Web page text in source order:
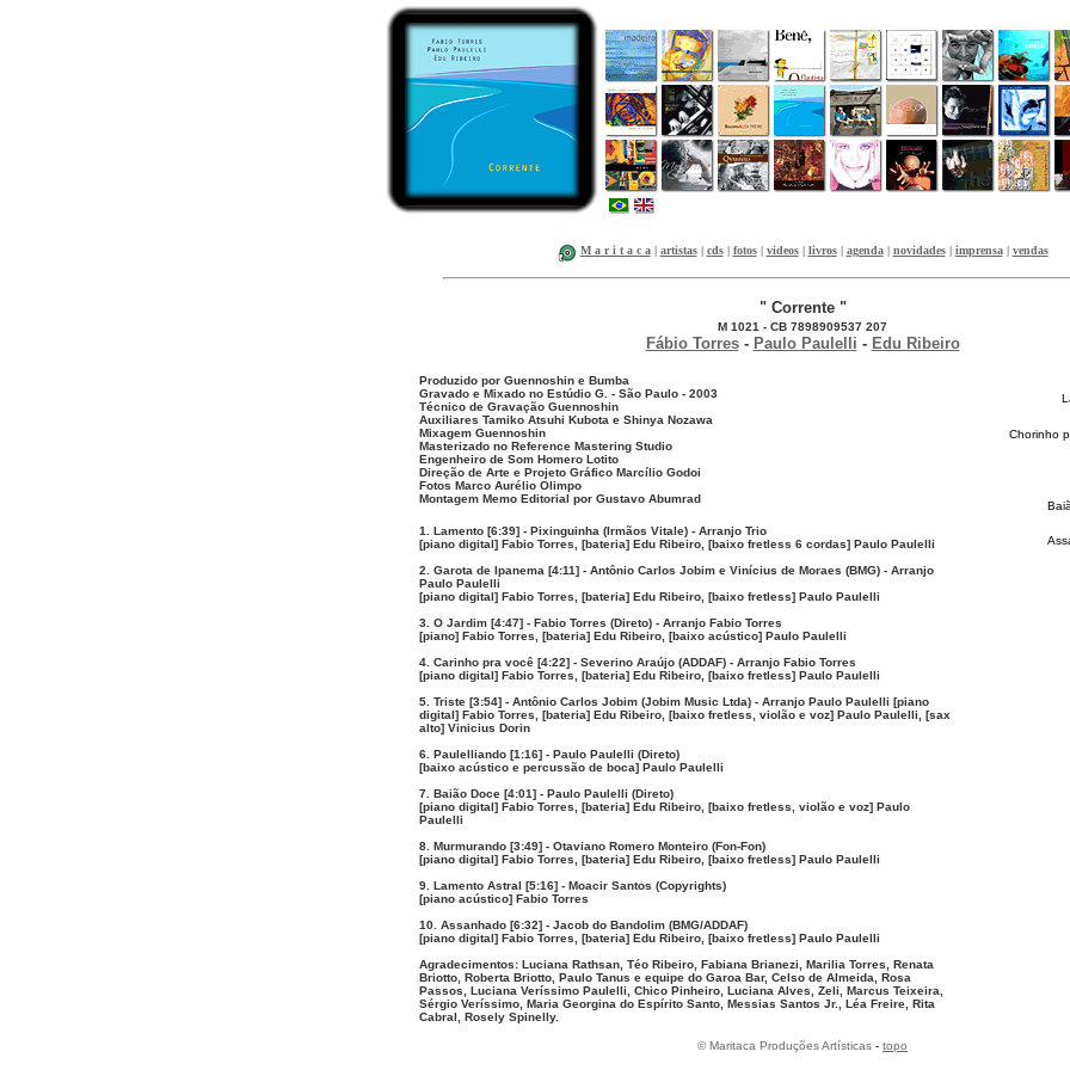
M a r i t a c a| artistas| cds| fotos| videos | livros| agenda| novidades| imprensa | vendas
" Corrente "
M 1021 - CB 7898909537 207
Fábio Torres- Paulo Paulelli - Edu Ribeiro
Produzido por Guennoshin e Bumba
Gravado e Mixado no Estúdio G. - São Paulo - 2003
Técnico de Gravação Guennoshin
Auxiliares Tamiko Atsuhi Kubota e Shinya Nozawa
Mixagem Guennoshin
Masterizado no Reference Mastering Studio
Engenheiro de Som Homero Lotito
Direção de Arte e Projeto Gráfico Marcílio Godoi
Fotos Marco Aurélio Olimpo
Montagem Memo Editorial por Gustavo Abumrad
1. Lamento [6:39] - Pixinguinha (Irmãos Vitale) - Arranjo Trio
[piano digital] Fabio Torres, [bateria] Edu Ribeiro, [baixo fretless 6 cordas] Paulo Paulelli
2. Garota de Ipanema [4:11] - Antônio Carlos Jobim e Vinícius de Moraes (BMG) - Arranjo
Paulo Paulelli
[piano digital] Fabio Torres, [bateria] Edu Ribeiro, [baixo fretless] Paulo Paulelli
3. O Jardim [4:47] - Fabio Torres (Direto) - Arranjo Fabio Torres
[piano] Fabio Torres, [bateria] Edu Ribeiro, [baixo acústico] Paulo Paulelli
4. Carinho pra você [4:22] - Severino Araújo (ADDAF) - Arranjo Fabio Torres
[piano digital] Fabio Torres, [bateria] Edu Ribeiro, [baixo fretless] Paulo Paulelli
5. Triste [3:54] - Antônio Carlos Jobim (Jobim Music Ltda) - Arranjo Paulo Paulelli [piano
digital] Fabio Torres, [bateria] Edu Ribeiro, [baixo fretless, violão e voz] Paulo Paulelli, [sax
alto] Vinicius Dorin
6. Paulelliando [1:16] - Paulo Paulelli (Direto)
[baixo acústico e percussão de boca] Paulo Paulelli
7. Baião Doce [4:01] - Paulo Paulelli (Direto)
[piano digital] Fabio Torres, [bateria] Edu Ribeiro, [baixo fretless, violão e voz] Paulo
Paulelli
8. Murmurando [3:49] - Otaviano Romero Monteiro (Fon-Fon)
[piano digital] Fabio Torres, [bateria] Edu Ribeiro, [baixo fretless] Paulo Paulelli
9. Lamento Astral [5:16] - Moacir Santos (Copyrights)
[piano acústico] Fabio Torres
10. Assanhado [6:32] - Jacob do Bandolim (BMG/ADDAF)
[piano digital] Fabio Torres, [bateria] Edu Ribeiro, [baixo fretless] Paulo Paulelli
Agradecimentos: Luciana Rathsan, Téo Ribeiro, Fabiana Brianezi, Marilia Torres, Renata
Briotto, Roberta Briotto, Paulo Tanus e equipe do Garoa Bar, Celso de Almeida, Rosa
Passos, Luciana Veríssimo Paulelli, Chico Pinheiro, Luciana Alves, Zeli, Marcus Teixeira,
Sérgio Veríssimo, Maria Georgina do Espírito Santo, Messias Santos Jr., Léa Freire, Rita
Cabral, Rosely Spinelly.
Chorinho
© Maritaca Produções Artísticas - topo